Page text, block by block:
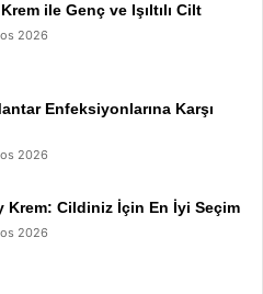
ile Genç ve Işıltılı Cilt
2026
Enfeksiyonlarına Karşı
2026
Krem: Cildiniz İçin En İyi Seçim
2026